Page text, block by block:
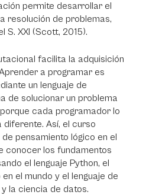
permite desarrollar el
resolución de problemas,
S. XXI (Scott, 2015).
facilita la adquisición
a programar es
un lenguaje de
de solucionar un problema
cada programador lo
Así, el curso
pensamiento lógico en el
conocer los fundamentos
el lenguaje Python, el
el mundo y el lenguaje de
la ciencia de datos.